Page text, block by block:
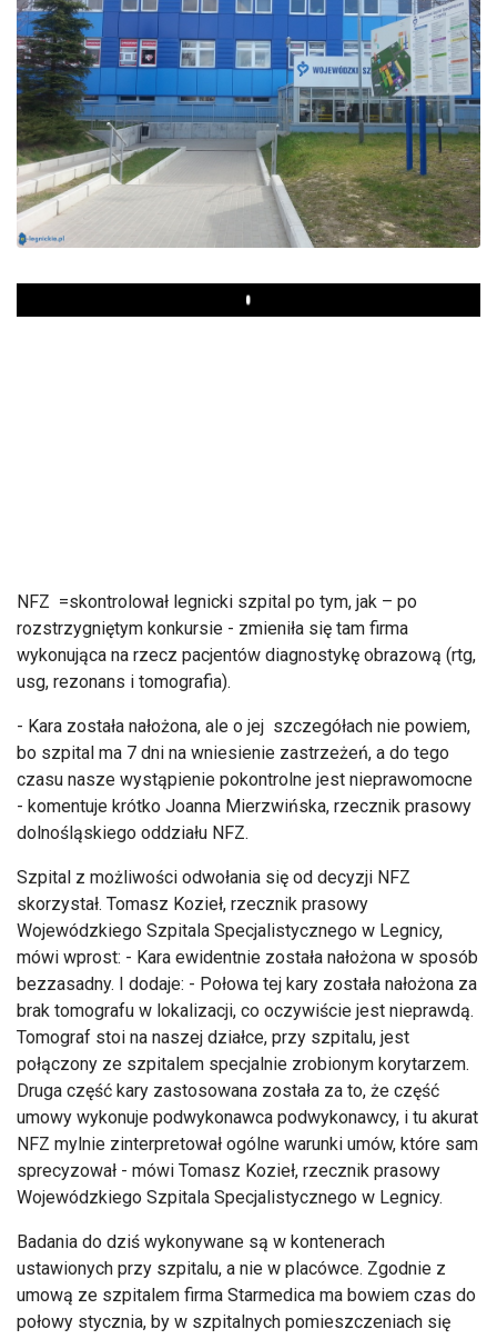
Play
NFZ =skontrolował legnicki szpital po tym, jak – po
rozstrzygniętym konkursie - zmieniła się tam firma
wykonująca na rzecz pacjentów diagnostykę obrazową (rtg,
usg, rezonans i tomografia).
- Kara została nałożona, ale o jej szczegółach nie powiem,
bo szpital ma 7 dni na wniesienie zastrzeżeń, a do tego
czasu nasze wystąpienie pokontrolne jest nieprawomocne
- komentuje krótko Joanna Mierzwińska, rzecznik prasowy
dolnośląskiego oddziału NFZ.
Szpital z możliwości odwołania się od decyzji NFZ
skorzystał. Tomasz Kozieł, rzecznik prasowy
Wojewódzkiego Szpitala Specjalistycznego w Legnicy,
mówi wprost: - Kara ewidentnie została nałożona w sposób
bezzasadny. I dodaje: - Połowa tej kary została nałożona za
brak tomografu w lokalizacji, co oczywiście jest nieprawdą.
Tomograf stoi na naszej działce, przy szpitalu, jest
połączony ze szpitalem specjalnie zrobionym korytarzem.
Druga część kary zastosowana została za to, że część
umowy wykonuje podwykonawca podwykonawcy, i tu akurat
NFZ mylnie zinterpretował ogólne warunki umów, które sam
sprecyzował - mówi Tomasz Kozieł, rzecznik prasowy
Wojewódzkiego Szpitala Specjalistycznego w Legnicy.
Badania do dziś wykonywane są w kontenerach
ustawionych przy szpitalu, a nie w placówce. Zgodnie z
umową ze szpitalem firma Starmedica ma bowiem czas do
połowy stycznia, by w szpitalnych pomieszczeniach się